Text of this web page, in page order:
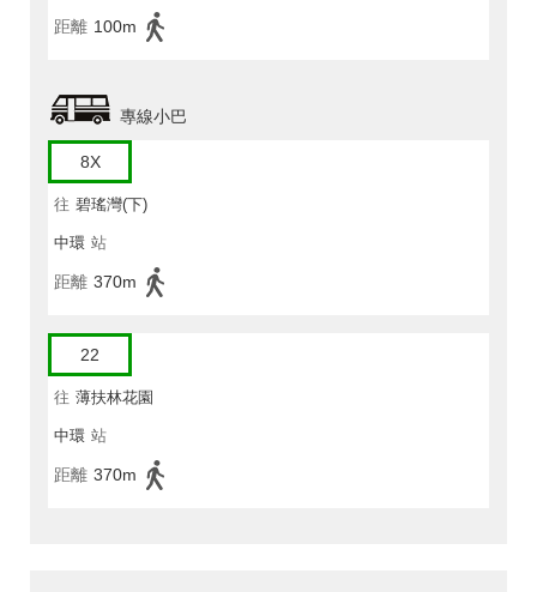
距離 100m
專線小巴
8X
往 碧瑤灣(下)
中環 站
距離 370m
22
往 薄扶林花園
中環 站
距離 370m